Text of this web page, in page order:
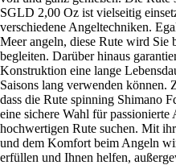
SGLD 2,00 Oz ist vielseitig
verschiedene Angeltechniken.
Meer angeln, diese Rute wird Sie
begleiten. Darüber hinaus
Konstruktion eine lange
Saisons lang verwenden können.
dass die Rute spinning Shimano
eine sichere Wahl für
hochwertigen Rute suchen. Mit
und dem Komfort beim Angeln
erfüllen und Ihnen helfen,